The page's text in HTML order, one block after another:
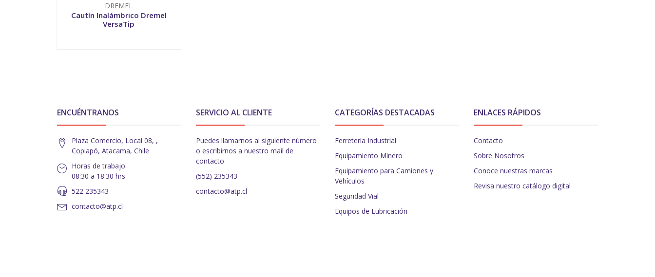
DREMEL
Cautín Inalámbrico Dremel
VersaTip
ENCUÉNTRANOS
Plaza Comercio, Local 08, ,
Copiapó, Atacama, Chile
Horas de trabajo:
08:30 a 18:30 hrs
522 235343
contacto@atp.cl
SERVICIO AL CLIENTE
Puedes llamarnos al siguiente número
o escribirnos a nuestro mail de
contacto
(552) 235343
contacto@atp.cl
CATEGORÍAS DESTACADAS
Ferretería Industrial
Equipamiento Minero
Equipamiento para Camiones y
Vehículos
Seguridad Vial
Equipos de Lubricación
ENLACES RÁPIDOS
Contacto
Sobre Nosotros
Conoce nuestras marcas
Revisa nuestro catálogo digital